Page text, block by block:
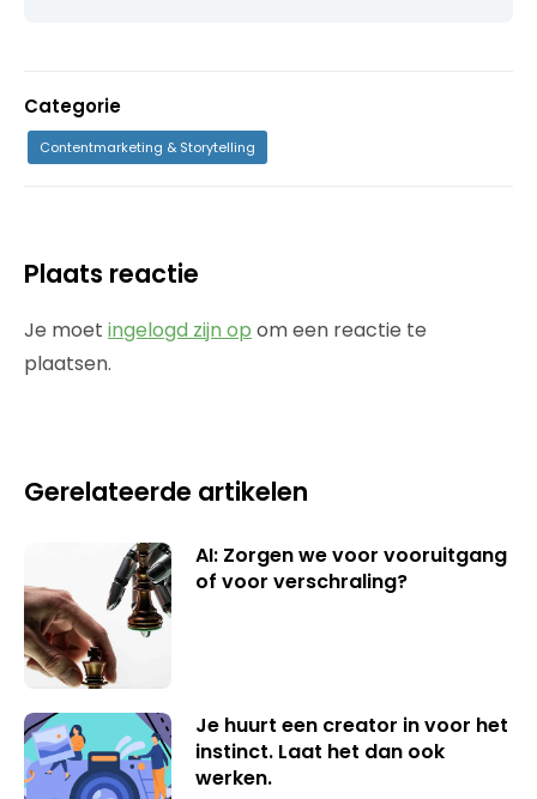
Categorie
Contentmarketing & Storytelling
Plaats reactie
Je moet ingelogd zijn op om een reactie te
plaatsen.
Gerelateerde artikelen
AI: Zorgen we voor vooruitgang
of voor verschraling?
Je huurt een creator in voor het
instinct. Laat het dan ook
werken.